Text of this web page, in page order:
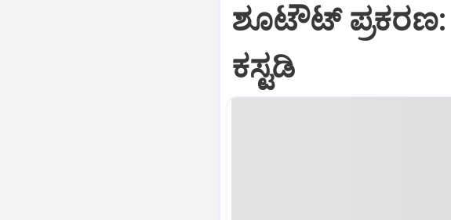
ಶೂಟೌಟ್
ಕಸ್ಟಡಿ